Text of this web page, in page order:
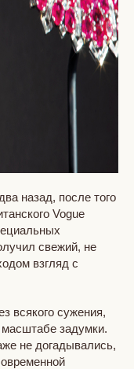
назад, после того
Vogue
свежий, не
взгляд с
всякого сужения,
задумки.
не догадывались,